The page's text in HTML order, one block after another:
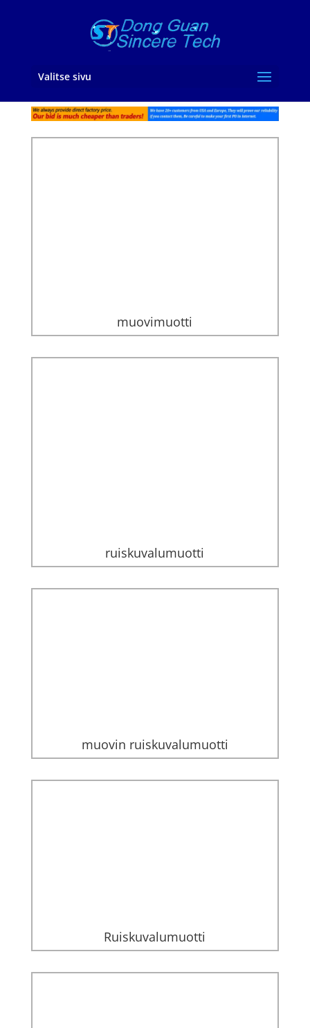
Valitse sivu
muovimuotti
ruiskuvalumuotti
muovin ruiskuvalumuotti
Ruiskuvalumuotti